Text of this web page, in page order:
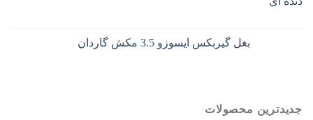
بغل گیربکس ایسوزو 3.5 مکش گاردان
جدیدترین محصولات